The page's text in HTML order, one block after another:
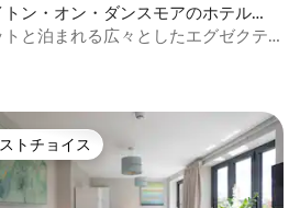
トン・オン・ダンスモアのホテル客
トと泊まれる広々としたエグゼクテ
トチョイス
トチョイス